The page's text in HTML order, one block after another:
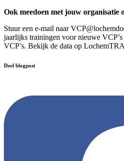
Ook meedoen met jouw organisatie
Stuur een e-mail naar
jaarlijks trainingen voor nieuwe
VCP’s. Bekijk de data op
Deel blogpost